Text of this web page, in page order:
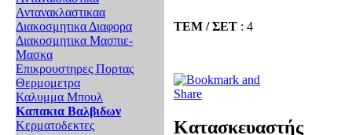
Αντανακλαστικαα
Διακοσμητικα Διαφορα
Διακοσμητικα Μασπιε-
Μασκα
Επικρουστηρες Πορτας
Θερμομετρα
Καλυμμα Μπουλ
Καπακια Βαλβιδων
Κερματοδεκτες
ΤΕΜ / ΣΕΤ : 4
Κατασκευαστής